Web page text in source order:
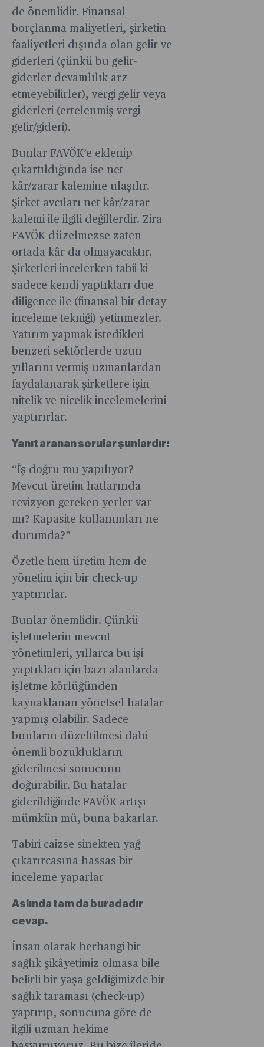
de önemlidir. Finansal
borçlanma maliyetleri, şirketin
faaliyetleri dışında olan gelir ve
giderleri (çünkü bu gelir-
giderler devamlılık arz
etmeyebilirler), vergi gelir veya
giderleri (ertelenmiş vergi
gelir/gideri).
Bunlar FAVÖK’e eklenip
çıkartıldığında ise net
kâr/zarar kalemine ulaşılır.
Şirket avcıları net kâr/zarar
kalemi ile ilgili değillerdir. Zira
FAVÖK düzelmezse zaten
ortada kâr da olmayacaktır.
Şirketleri incelerken tabii ki
sadece kendi yaptıkları due
diligence ile (finansal bir detay
inceleme tekniği) yetinmezler.
Yatırım yapmak istedikleri
benzeri sektörlerde uzun
yıllarını vermiş uzmanlardan
faydalanarak şirketlere işin
nitelik ve nicelik incelemelerini
yaptırırlar.
Yanıt aranan sorular şunlardır:
“İş doğru mu yapılıyor?
Mevcut üretim hatlarında
revizyon gereken yerler var
mı? Kapasite kullanımları ne
durumda?”
Özetle hem üretim hem de
yönetim için bir check-up
yaptırırlar.
Bunlar önemlidir. Çünkü
işletmelerin mevcut
yönetimleri, yıllarca bu işi
yaptıkları için bazı alanlarda
işletme körlüğünden
kaynaklanan yönetsel hatalar
yapmış olabilir. Sadece
bunların düzeltilmesi dahi
önemli bozuklukların
giderilmesi sonucunu
doğurabilir. Bu hatalar
giderildiğinde FAVÖK artışı
mümkün mü, buna bakarlar.
Tabiri caizse sinekten yağ
çıkarırcasına hassas bir
inceleme yaparlar
Aslında tam da buradadır
cevap.
İnsan olarak herhangi bir
sağlık şikâyetimiz olmasa bile
belirli bir yaşa geldiğimizde bir
sağlık taraması (check-up)
yaptırıp, sonucuna göre de
ilgili uzman hekime